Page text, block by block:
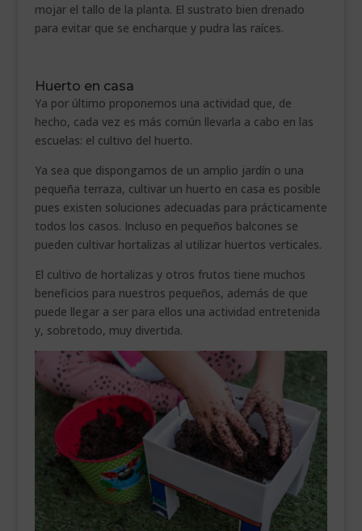
mojar el tallo de la planta. El sustrato bien drenado
para evitar que se encharque y pudra las raíces.
Huerto en casa
Ya por último proponemos una actividad que, de
hecho, cada vez es más común llevarla a cabo en las
escuelas: el cultivo del huerto.
Ya sea que dispongamos de un amplio jardín o una
pequeña terraza, cultivar un huerto en casa es posible
pues existen soluciones adecuadas para prácticamente
todos los casos. Incluso en pequeños balcones se
pueden cultivar hortalizas al utilizar huertos verticales.
El cultivo de hortalizas y otros frutos tiene muchos
beneficios para nuestros pequeños, además de que
puede llegar a ser para ellos una actividad entretenida
y, sobretodo, muy divertida.